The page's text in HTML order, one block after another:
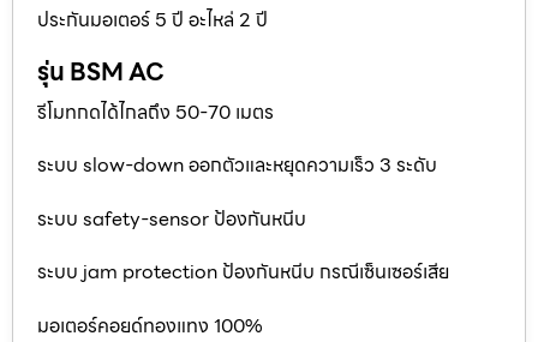
ประกันมอเตอร์ 5 ปี อะไหล่ 2 ปี
รุ่น BSM AC
รีโมทกดได้ไกลถึง 50-70 เมตร
ระบบ slow-down ออกตัวและหยุดความเร็ว 3 ระดับ
ระบบ safety-sensor ป้องกันหนีบ
ระบบ jam protection ป้องกันหนีบ กรณีเซ็นเซอร์เสีย
มอเตอร์คอยด์ทองแทง 100%